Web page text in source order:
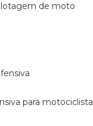
de moto
para